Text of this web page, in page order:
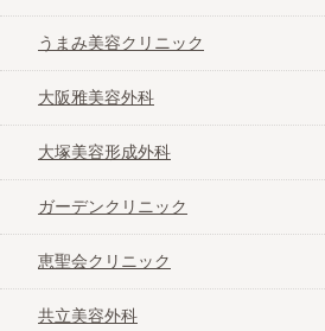
うまみ美容クリニック
大阪雅美容外科
大塚美容形成外科
ガーデンクリニック
恵聖会クリニック
共立美容外科